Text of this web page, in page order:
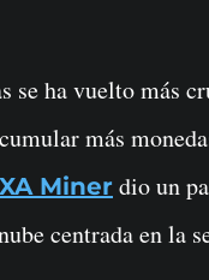
más
Miner dio un
centrada en la